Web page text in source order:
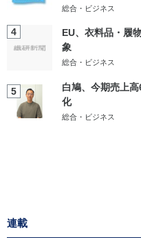
総合・ビジネス
4
EU、衣料品・履
象
総合・ビジネス
5
白鳩、今期売上
化
総合・ビジネス
連載